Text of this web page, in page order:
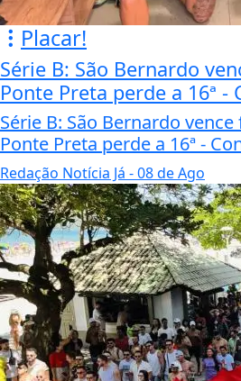
Placar!
Série B: São Bernardo
Ponte Preta perde a 16ª -
Série B: São Bernardo
Ponte Preta perde a 16ª -
Redação Notícia Já - 08 de Ago